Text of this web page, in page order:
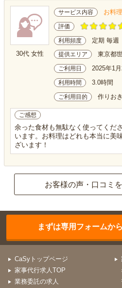
30代 女性
サービス内容 お料
評価
利用頻度 定期 毎週
提供エリア 東京都
ご利用日 2025年1
利用時間 3.0時間
ご利用目的 作りお
ご感想
余った食材も無駄なく使ってくだ
います。お料理はどれも本当に美
ざいます！
お客様の声・口コミ
まずは専用フォームか
CaSyトップページ
家事代行求人TOP
業務委託の求人